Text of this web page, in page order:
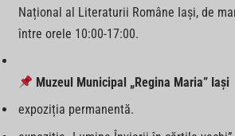
Național al Literaturii Române Iași, de
între orele 10:00-17:00.
Muzeul Municipal „Regina Maria” Iași
expoziția permanentă.